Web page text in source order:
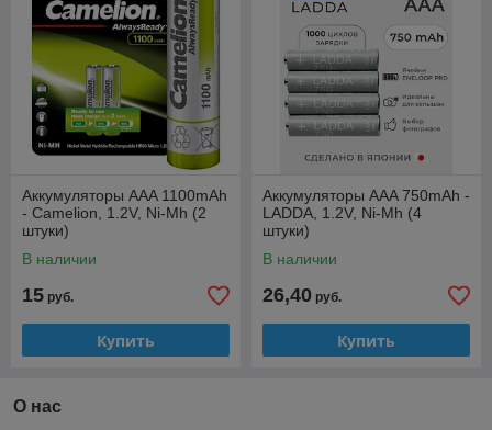
Аккумуляторы AAA 1100mAh
- Camelion, 1.2V, Ni-Mh (2
штуки)
В наличии
15 руб.
Купить
Аккумуляторы AAA 750mAh -
LADDA, 1.2V, Ni-Mh (4
штуки)
В наличии
26,40 руб.
Купить
О нас